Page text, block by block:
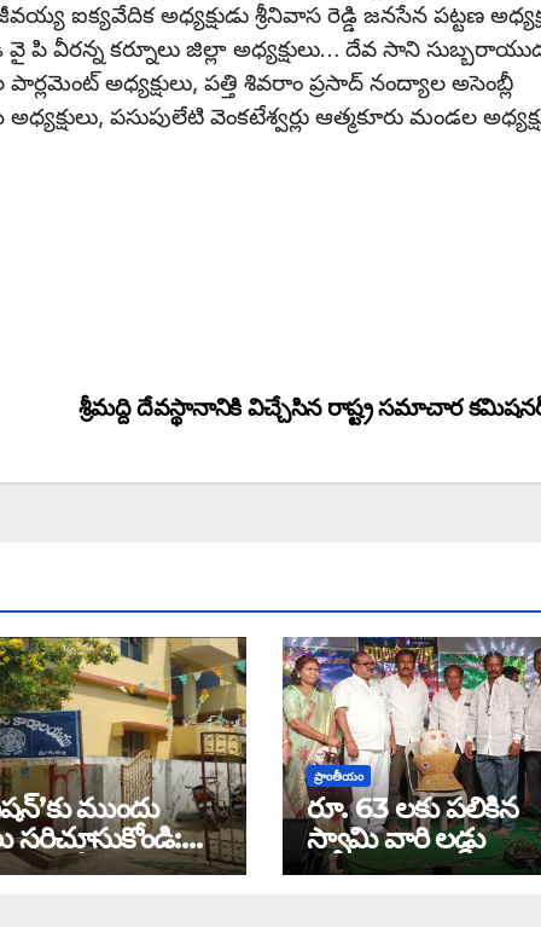
అధ్యక్షుడు శ్రీనివాస రెడ్డి జనసేన పట్టణ
కర్నూలు జిల్లా అధ్యక్షులు… దేవ సాని
అధ్యక్షులు, పత్తి శివరాం ప్రసాద్ నంద్యాల అసెంబ్లీ
పసుపులేటి వెంకటేశ్వర్లు ఆత్మకూరు మండల
శ్రీమద్ది దేవస్థానానికి విచ్చేసిన రాష్ట్ర సమాచార
ముందు
సరిచూసుకోండి:
జోషి
ప్రాంతీయం
రూ. 63 లకు పలికిన
స్వామి వారి లడ్డు